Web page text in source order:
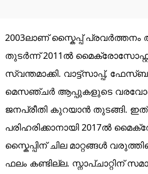
2003ലാണ് സ്കൈപ്പ് പ്രവർത്തനം
തുടർന്ന് 2011ൽ
സ്വന്തമാക്കി. വാട്ട്സാപ്പ്,
മെസഞ്ചർ ആപ്പുകളുടെ
ജനപ്രീതി കുറയാൻ തുടങ്ങി. ഇത്
പരിഹരിക്കാനായി 2017ൽ
സ്കൈപ്പിന് ചില മാറ്റങ്ങൾ
ഫലം കണ്ടില്ല. സ്നാപ്ചാറ്റിന്